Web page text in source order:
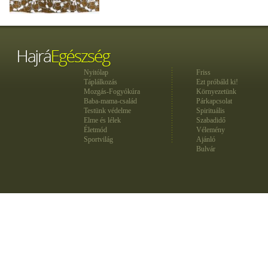
Nyitólap
Táplálkozás
Mozgás-Fogyókúra
Baba-mama-család
Testünk védelme
Elme és lélek
Életmód
Sportvilág
Friss
Ezt próbáld ki!
Környezetünk
Párkapcsolat
Spirituális
Szabadidő
Vélemény
Ajánló
Bulvár